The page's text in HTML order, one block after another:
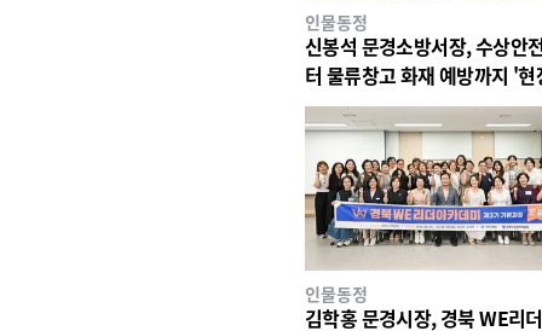
인물동정
신봉석 문경소방서장, 수상안
터 물류창고 화재 예방까지 '현
전행정' 강화
인물동정
김학홍 문경시장, 경북 WE리